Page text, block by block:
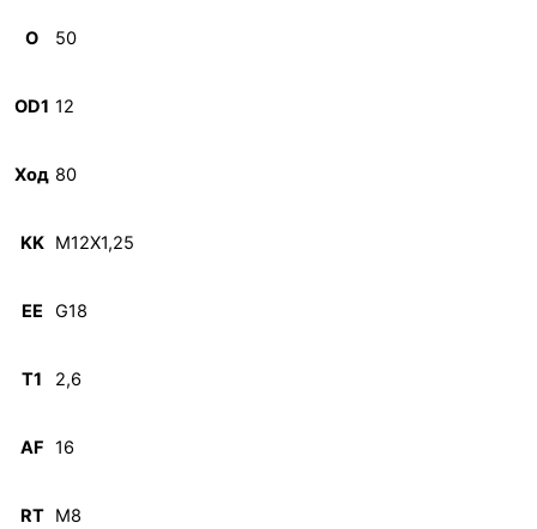
O 50
OD1 12
Ход 80
KK M12X1,25
EE G18
T1 2,6
AF 16
RT M8